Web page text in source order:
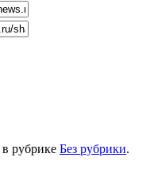
в рубрике Без рубрики.